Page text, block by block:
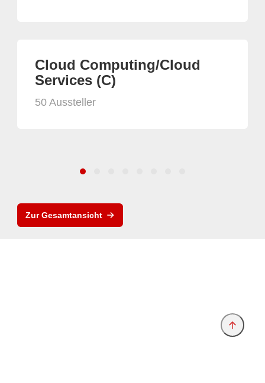
Cloud Computing/Cloud
Services (C)
50 Aussteller
Zur Gesamtansicht